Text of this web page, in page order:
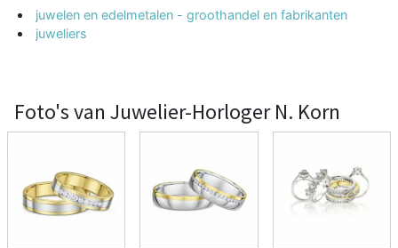
juwelen en edelmetalen - groothandel en fabrikanten
juweliers
Foto's van Juwelier-Horloger N. Korn